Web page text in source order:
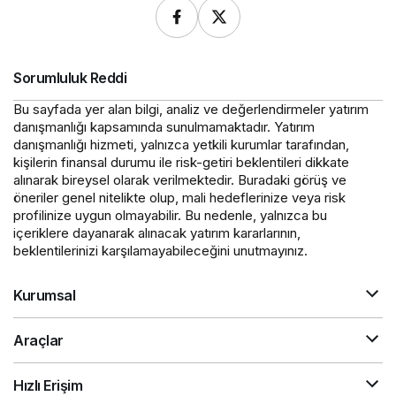
Sorumluluk Reddi
Bu sayfada yer alan bilgi, analiz ve değerlendirmeler yatırım
danışmanlığı kapsamında sunulmamaktadır. Yatırım
danışmanlığı hizmeti, yalnızca yetkili kurumlar tarafından,
kişilerin finansal durumu ile risk-getiri beklentileri dikkate
alınarak bireysel olarak verilmektedir. Buradaki görüş ve
öneriler genel nitelikte olup, mali hedeflerinize veya risk
profilinize uygun olmayabilir. Bu nedenle, yalnızca bu
içeriklere dayanarak alınacak yatırım kararlarının,
beklentilerinizi karşılamayabileceğini unutmayınız.
Kurumsal
Araçlar
Hızlı Erişim